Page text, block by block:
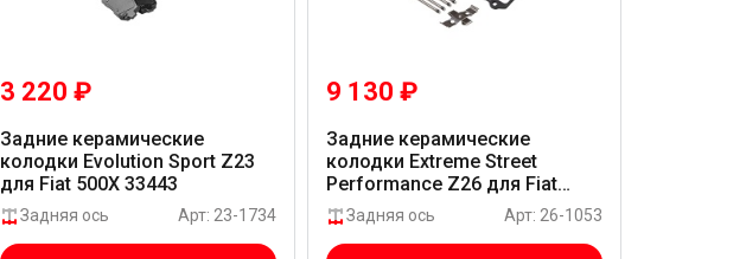
3 220 ₽
Задние керамические
колодки Evolution Sport Z23
для Fiat 500X 33443
Задняя ось Арт: 23-1734
9 130 ₽
Задние керамические
колодки Extreme Street
Performance Z26 для Fiat
Coupe _
Задняя ось Арт: 26-1053